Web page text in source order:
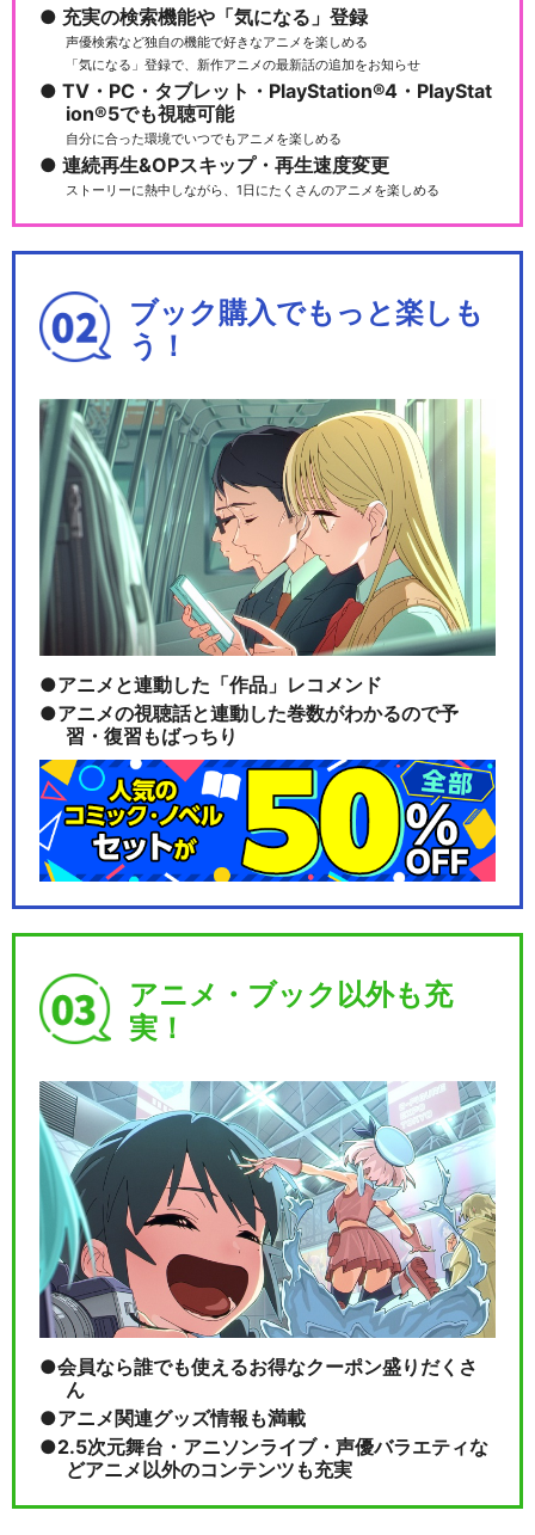
v…
ラブライブ! μ's 3rd Anniver
s…
Li…
ラブライブ! μ's Go→Go! Lov
eL…
ラブライブ！μ's Final LoveLi
v…
ラブライブ！サンシャイン!!
ラブライブ！サンシャイン!!
ラブライブ！サンシャイン!!
閉じる
充実の検索機能や「気になる」登録
声優検索など独自の機能で好きなアニメを楽しめる
「気になる」登録で、新作アニメの最新話の追加をお知らせ
TV・PC・タブレット・PlayStation®4・PlayStat
ion®5でも視聴可能
自分に合った環境でいつでもアニメを楽しめる
連続再生&OPスキップ・再生速度変更
ストーリーに熱中しながら、1日にたくさんのアニメを楽しめる
ブック購入でもっと楽しも
う！
アニメと連動した「作品」レコメンド
アニメの視聴話と連動した巻数がわかるので予
習・復習もばっちり
アニメ・ブック以外も充
実！
会員なら誰でも使えるお得なクーポン盛りだくさ
ん
アニメ関連グッズ情報も満載
2.5次元舞台・アニソンライブ・声優バラエティな
どアニメ以外のコンテンツも充実